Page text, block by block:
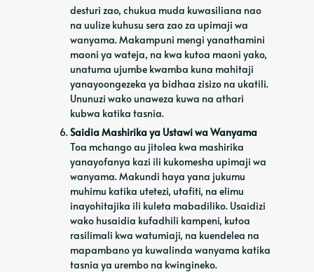
desturi zao, chukua muda kuwasiliana nao
na uulize kuhusu sera zao za upimaji wa
wanyama. Makampuni mengi yanathamini
maoni ya wateja, na kwa kutoa maoni yako,
unatuma ujumbe kwamba kuna mahitaji
yanayoongezeka ya bidhaa zisizo na ukatili.
Ununuzi wako unaweza kuwa na athari
kubwa katika tasnia.
Saidia Mashirika ya Ustawi wa Wanyama
Toa mchango au jitolea kwa mashirika
yanayofanya kazi ili kukomesha upimaji wa
wanyama. Makundi haya yana jukumu
muhimu katika utetezi, utafiti, na elimu
inayohitajika ili kuleta mabadiliko. Usaidizi
wako husaidia kufadhili kampeni, kutoa
rasilimali kwa watumiaji, na kuendelea na
mapambano ya kuwalinda wanyama katika
tasnia ya urembo na kwingineko.